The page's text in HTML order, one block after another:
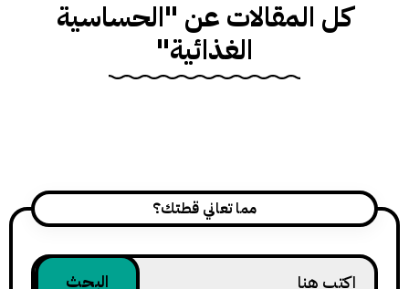
كل المقالات عن "الحساسية
الغذائية"
مما تعاني قطتك؟